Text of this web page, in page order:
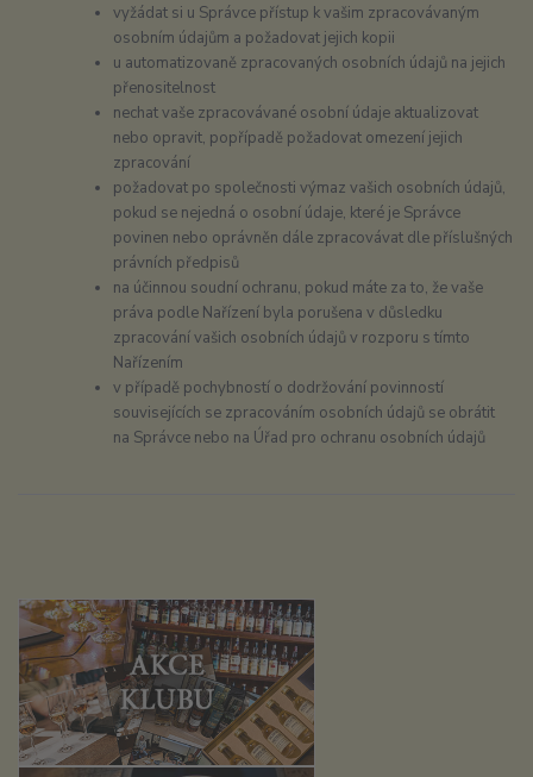
vyžádat si u Správce přístup k vašim zpracovávaným
osobním údajům a požadovat jejich kopii
u automatizovaně zpracovaných osobních údajů na jejich
přenositelnost
nechat vaše zpracovávané osobní údaje aktualizovat
nebo opravit, popřípadě požadovat omezení jejich
zpracování
požadovat po společnosti výmaz vašich osobních údajů,
pokud se nejedná o osobní údaje, které je Správce
povinen nebo oprávněn dále zpracovávat dle příslušných
právních předpisů
na účinnou soudní ochranu, pokud máte za to, že vaše
práva podle Nařízení byla porušena v důsledku
zpracování vašich osobních údajů v rozporu s tímto
Nařízením
v případě pochybností o dodržování povinností
souvisejících se zpracováním osobních údajů se obrátit
na Správce nebo na Úřad pro ochranu osobních údajů